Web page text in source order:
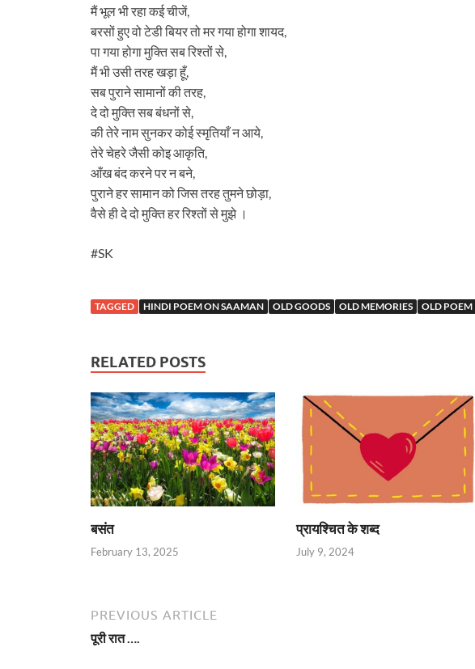
मैं भूल भी रहा कई चीजें,
बरसों हुए वो टेडी बियर तो मर गया होगा शायद,
पा गया होगा मुक्ति सब रिश्तों से,
मैं भी उसी तरह खड़ा हूँ,
सब पुराने सामानों की तरह,
दे दो मुक्ति सब बंधनों से,
की तेरे नाम सुनकर कोई स्मृतियाँ न आये,
तेरे चेहरे जैसी कोइ आकृति,
आँख बंद करने पर न बने,
पुराने हर सामान को जिस तरह तुमने छोड़ा,
वैसे ही दे दो मुक्ति हर रिश्तों से मुझे ।
#SK
TAGGED HINDI POEM ON SAAMAN OLD GOODS OLD MEMORIES OLD POEM
RELATED POSTS
बसंत
February 13, 2025
प्रायश्चित के शब्द
July 9, 2024
PREVIOUS ARTICLE
पूरी रात ….